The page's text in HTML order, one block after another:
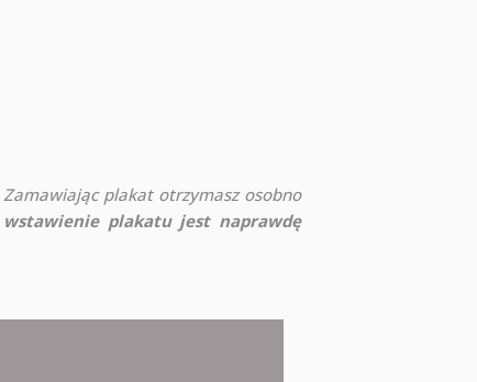
plakat otrzymasz osobno
plakatu jest naprawdę